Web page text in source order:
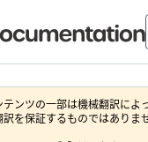
テンツの一部は機械翻訳によ
を保証するものではありませ